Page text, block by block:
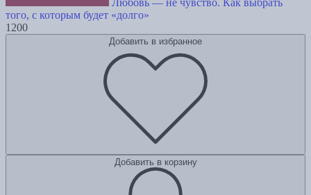
Любовь — не чувство. Как выбрать
того, с которым будет «долго»
1200
Добавить в избранное
Добавить в корзину